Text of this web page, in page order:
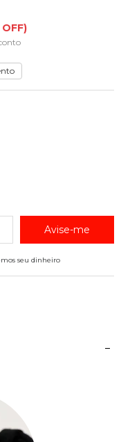
OFF)
Avise-me
seu dinheiro